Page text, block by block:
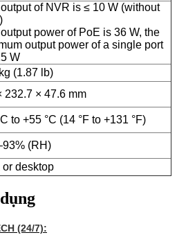
of NVR is ≤ 10 W (without
power of PoE is 36 W, the
output power of a single port
W
(1.87 lb)
232.7 × 47.6 mm
to +55 °C (14 °F to +131 °F)
(RH)
or desktop
(24/7):